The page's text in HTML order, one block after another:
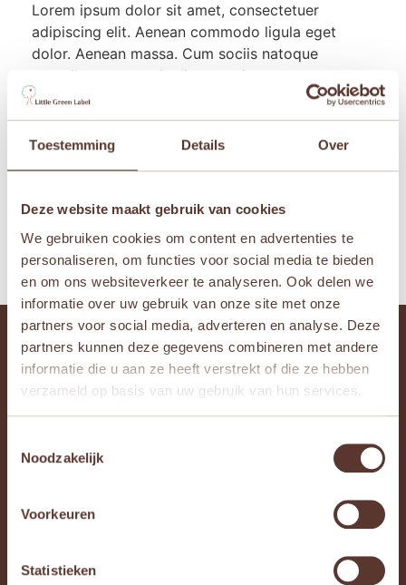
Toestemming Details Over
Deze website maakt gebruik van cookies
We gebruiken cookies om content en advertenties te
personaliseren, om functies voor social media te bieden
en om ons websiteverkeer te analyseren. Ook delen we
informatie over uw gebruik van onze site met onze
partners voor social media, adverteren en analyse. Deze
partners kunnen deze gegevens combineren met andere
informatie die u aan ze heeft verstrekt of die ze hebben
verzameld op basis van uw gebruik van hun services.
Noodzakelijk
Voorkeuren
Statistieken
Lorem ipsum dolor sit amet, consectetuer
adipiscing elit. Aenean commodo ligula eget
dolor. Aenean massa. Cum sociis natoque
penatibus et magnis dis parturient montes,
nascetur ridiculus mus.
Lees Meer
Filters
Bedrijfsgegevens
Braillestraat 75
2652XV
KVK: 94635064